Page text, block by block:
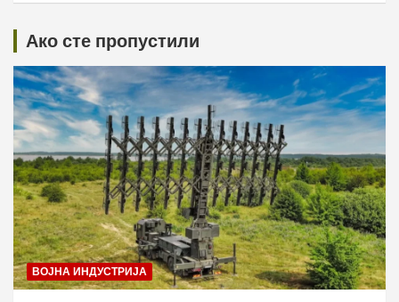
Ако сте пропустили
ВОЈНА ИНДУСТРИЈА